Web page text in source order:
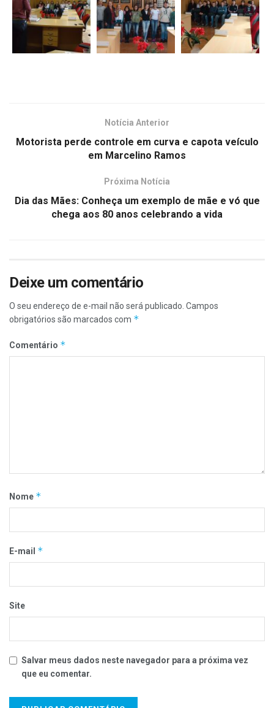
Notícia Anterior
Motorista perde controle em curva e capota veículo
em Marcelino Ramos
Próxima Notícia
Dia das Mães: Conheça um exemplo de mãe e vó que
chega aos 80 anos celebrando a vida
Deixe um comentário
O seu endereço de e-mail não será publicado. Campos
obrigatórios são marcados com *
Comentário *
Nome *
E-mail *
Site
Salvar meus dados neste navegador para a próxima vez
que eu comentar.